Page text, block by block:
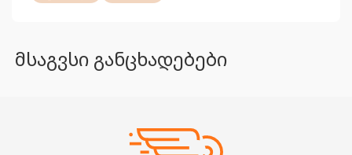
მსაგვსი განცხადებები